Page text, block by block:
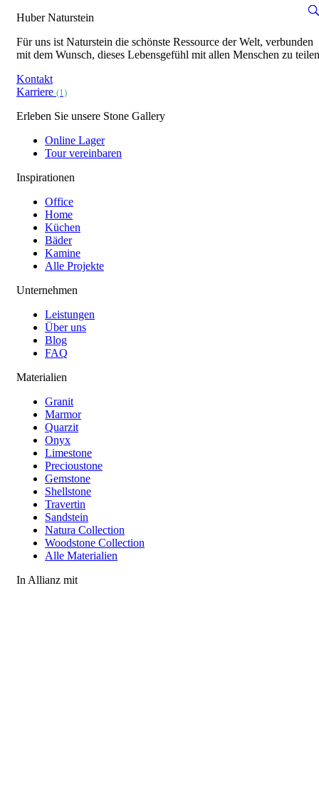
Huber Naturstein
Für uns ist Naturstein die schönste Ressource der Welt, verbunden
mit dem Wunsch, dieses Lebensgefühl mit allen Menschen zu
Kontakt
Karriere (1)
Erleben Sie unsere Stone Gallery
Online Lager
Tour vereinbaren
Inspirationen
Office
Home
Küchen
Bäder
Kamine
Alle Projekte
Unternehmen
Leistungen
Über uns
Blog
FAQ
Materialien
Granit
Marmor
Quarzit
Onyx
Limestone
Precioustone
Gemstone
Shellstone
Travertin
Sandstein
Natura Collection
Woodstone Collection
Alle Materialien
In Allianz mit